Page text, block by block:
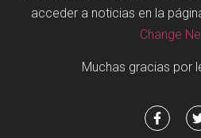
acceder a noticias en la
Change
Muchas gracias por